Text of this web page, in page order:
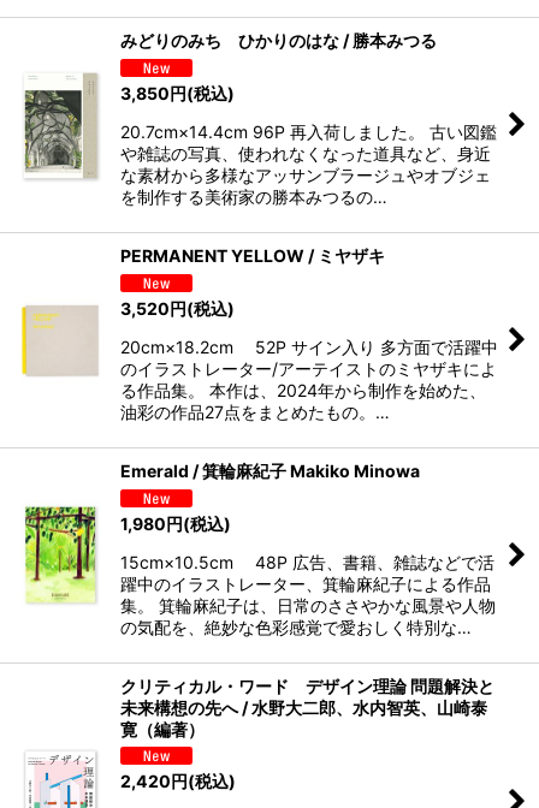
みどりのみち ひかりのはな / 勝本みつる
3,850円(税込)
20.7cm×14.4cm 96P 再入荷しました。 古い図鑑
や雑誌の写真、使われなくなった道具など、身近
な素材から多様なアッサンブラージュやオブジェ
を制作する美術家の勝本みつるの…
PERMANENT YELLOW / ミヤザキ
3,520円(税込)
20cm×18.2cm 52P サイン入り 多方面で活躍中
のイラストレーター/アーテイストのミヤザキによ
る作品集。 本作は、2024年から制作を始めた、
油彩の作品27点をまとめたもの。…
Emerald / 箕輪麻紀子 Makiko Minowa
1,980円(税込)
15cm×10.5cm 48P 広告、書籍、雑誌などで活
躍中のイラストレーター、箕輪麻紀子による作品
集。 箕輪麻紀子は、日常のささやかな風景や人物
の気配を、絶妙な色彩感覚で愛おしく特別な…
クリティカル・ワード デザイン理論 問題解決と
未来構想の先へ / 水野大二郎、水内智英、山崎泰
寛（編著）
2,420円(税込)